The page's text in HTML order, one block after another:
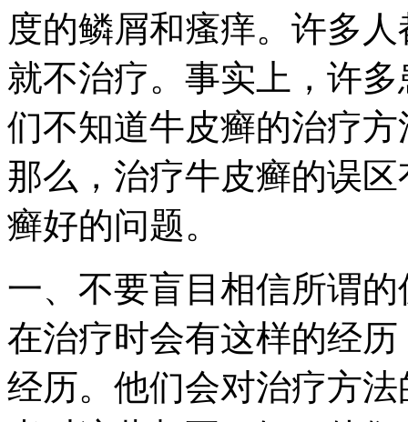
度的鳞屑和瘙痒。许多
就不治疗。事实上，许
们不知道牛皮癣的治疗
那么，治疗牛皮癣的误
癣好的问题。
一、不要盲目相信所谓
在治疗时会有这样的经
经历。他们会对治疗方